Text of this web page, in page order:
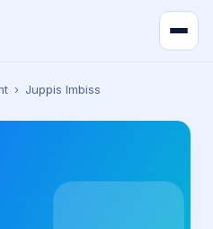
› Juppis Imbiss